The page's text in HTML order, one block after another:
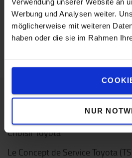
Werbung und Analysen weiter.
möglicherweise mit weiteren
haben oder die sie im Rahmen
NUR
Choisir Toyota
Le Concept de Service Toyota